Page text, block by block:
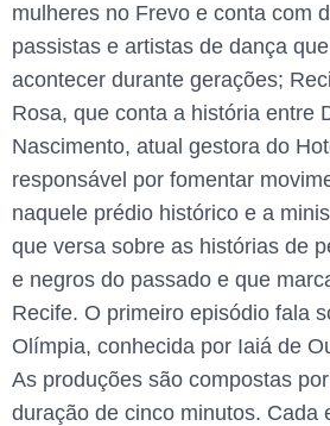
mulheres no Frevo e conta com
passistas e artistas de dança
acontecer durante gerações;
Rosa, que conta a história entre
Nascimento, atual gestora do
responsável por fomentar
naquele prédio histórico e a
que versa sobre as histórias de
e negros do passado e que
Recife. O primeiro episódio fala
Olímpia, conhecida por Iaiá de
As produções são compostas
duração de cinco minutos. Cada